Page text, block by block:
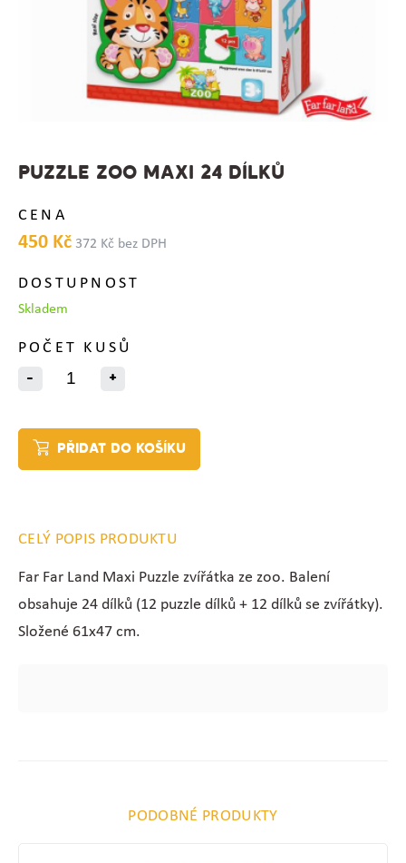
PUZZLE ZOO MAXI 24 DÍLKŮ
CENA
450 Kč 372 Kč bez DPH
DOSTUPNOST
Skladem
POČET KUSŮ
-
+
PŘIDAT DO KOŠÍKU
CELÝ POPIS PRODUKTU
Far Far Land Maxi Puzzle zvířátka ze zoo. Balení
obsahuje 24 dílků (12 puzzle dílků + 12 dílků se zvířátky).
Složené 61x47 cm.
PODOBNÉ PRODUKTY